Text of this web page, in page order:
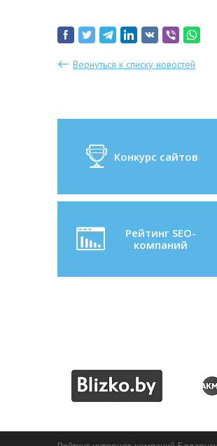
Вернуться к списку новостей
Конкурс сайтов
Рейтинг SEO-
компаний